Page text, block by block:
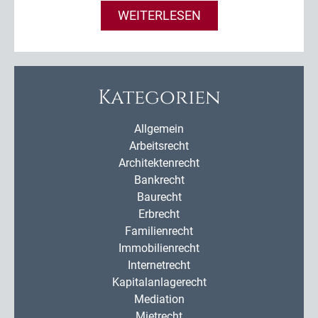
WEITERLESEN
Kategorien
Allgemein
Arbeitsrecht
Architektenrecht
Bankrecht
Baurecht
Erbrecht
Familienrecht
Immobilienrecht
Internetrecht
Kapitalanlagerecht
Mediation